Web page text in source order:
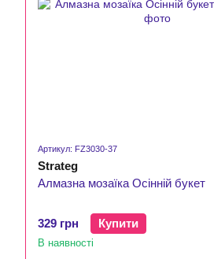
Артикул: FZ3030-37
Strateg
Алмазна мозаїка Осінній букет
329 грн Купити
В наявності